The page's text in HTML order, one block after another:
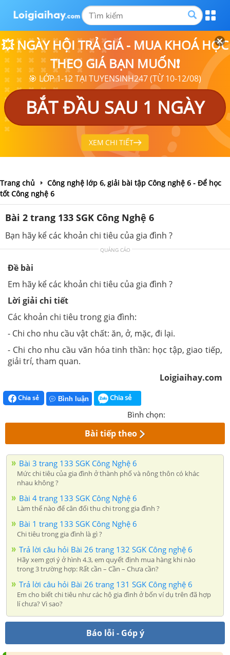
💥 NGÀY HỘI TRẢ GIÁ - MUA KHOÁ HỌC
THEO GIÁ BẠN MUỐN❗
🎯 LỚP 1-12 TẠI TUYENSINH247 (TỪ 10-12/08)
BẮT ĐẦU SAU 1 NGÀY
XEM CHI TIẾT
Trang chủ
Công nghệ lớp 6, giải bài tập Công nghệ 6 - Để học
tốt Công nghệ 6
Bài 2 trang 133 SGK Công Nghệ 6
Bạn hãy kể các khoản chi tiêu của gia đình ?
QUẢNG CÁO
Đề bài
Em hãy kể các khoản chi tiêu của gia đình ?
Lời giải chi tiết
Các khoản chi tiêu trong gia đình:
- Chi cho nhu cầu vật chất: ăn, ở, mặc, đi lại.
- Chi cho nhu cầu văn hóa tinh thần: học tập, giao tiếp,
giải trí, tham quan.
Loigiaihay.com
Chia sẻ Bình luận Chia sẻ
Bình chọn:
Bài tiếp theo
Bài 3 trang 133 SGK Công Nghệ 6
Mức chi tiêu của gia đình ở thành phố và nông thôn có khác
nhau không ?
Bài 4 trang 133 SGK Công Nghệ 6
Làm thế nào để cân đối thu chi trong gia đình ?
Bài 1 trang 133 SGK Công Nghệ 6
Chi tiêu trong gia đình là gì ?
Trả lời câu hỏi Bài 26 trang 132 SGK Công nghệ 6
Hãy xem gợi ý ở hình 4.3, em quyết định mua hàng khi nào
trong 3 trường hợp: Rất cần – Cần – Chưa cần?
Trả lời câu hỏi Bài 26 trang 131 SGK Công nghệ 6
Em cho biết chi tiêu như các hộ gia đình ở bốn ví dụ trên đã hợp
lí chưa? Vì sao?
Báo lỗi - Góp ý